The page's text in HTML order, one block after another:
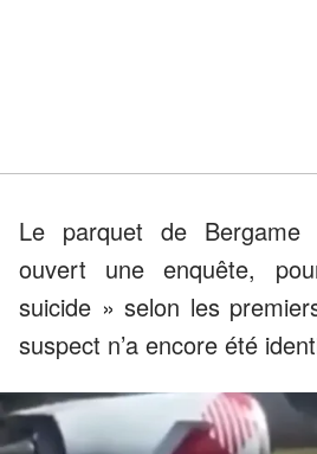
Le parquet de Bergame
ouvert une enquête,
suicide » selon les
suspect n’a encore été